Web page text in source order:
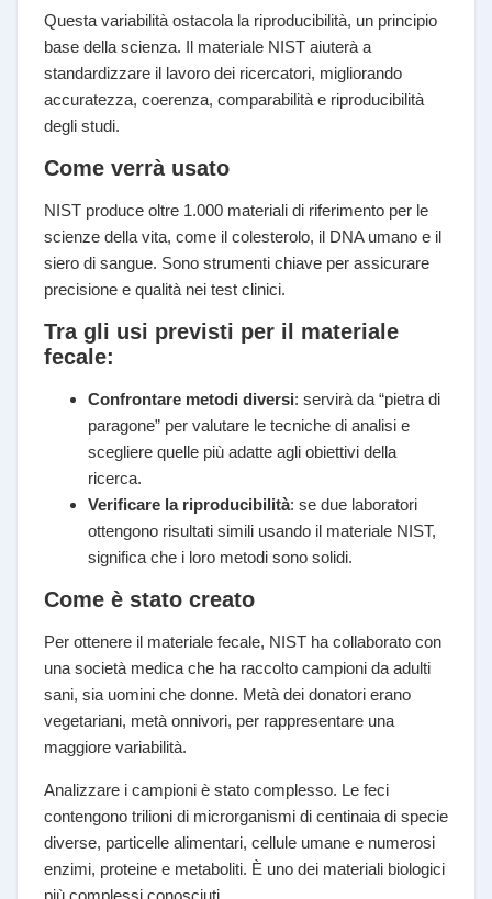
Questa variabilità ostacola la riproducibilità, un principio
base della scienza. Il materiale NIST aiuterà a
standardizzare il lavoro dei ricercatori, migliorando
accuratezza, coerenza, comparabilità e riproducibilità
degli studi.
Come verrà usato
NIST produce oltre 1.000 materiali di riferimento per le
scienze della vita, come il colesterolo, il DNA umano e il
siero di sangue. Sono strumenti chiave per assicurare
precisione e qualità nei test clinici.
Tra gli usi previsti per il materiale
fecale:
Confrontare metodi diversi: servirà da “pietra di
paragone” per valutare le tecniche di analisi e
scegliere quelle più adatte agli obiettivi della
ricerca.
Verificare la riproducibilità: se due laboratori
ottengono risultati simili usando il materiale NIST,
significa che i loro metodi sono solidi.
Come è stato creato
Per ottenere il materiale fecale, NIST ha collaborato con
una società medica che ha raccolto campioni da adulti
sani, sia uomini che donne. Metà dei donatori erano
vegetariani, metà onnivori, per rappresentare una
maggiore variabilità.
Analizzare i campioni è stato complesso. Le feci
contengono trilioni di microrganismi di centinaia di specie
diverse, particelle alimentari, cellule umane e numerosi
enzimi, proteine e metaboliti. È uno dei materiali biologici
più complessi conosciuti.